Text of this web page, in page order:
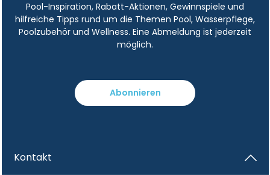
Pool-Inspiration, Rabatt-Aktionen, Gewinnspiele und
hilfreiche Tipps rund um die Themen Pool, Wasserpflege,
Poolzubehör und Wellness. Eine Abmeldung ist jederzeit
möglich.
Abonnieren
Kontakt